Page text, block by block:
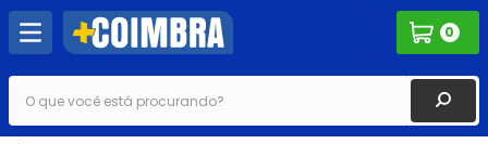
0
O que você está procurando?